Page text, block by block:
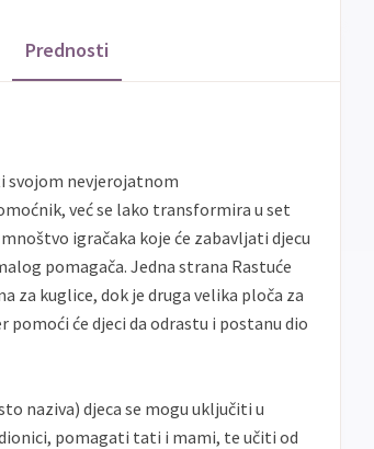
Discover
Prednosti
svojom nevjerojatnom
već se lako transformira u set
igračaka koje će zabavljati djecu
pomagača. Jedna strana Rastuće
za kuglice, dok je druga velika ploča za
pomoći će djeci da odrastu i postanu dio
naziva) djeca se mogu uključiti u
pomagati tati i mami, te učiti od